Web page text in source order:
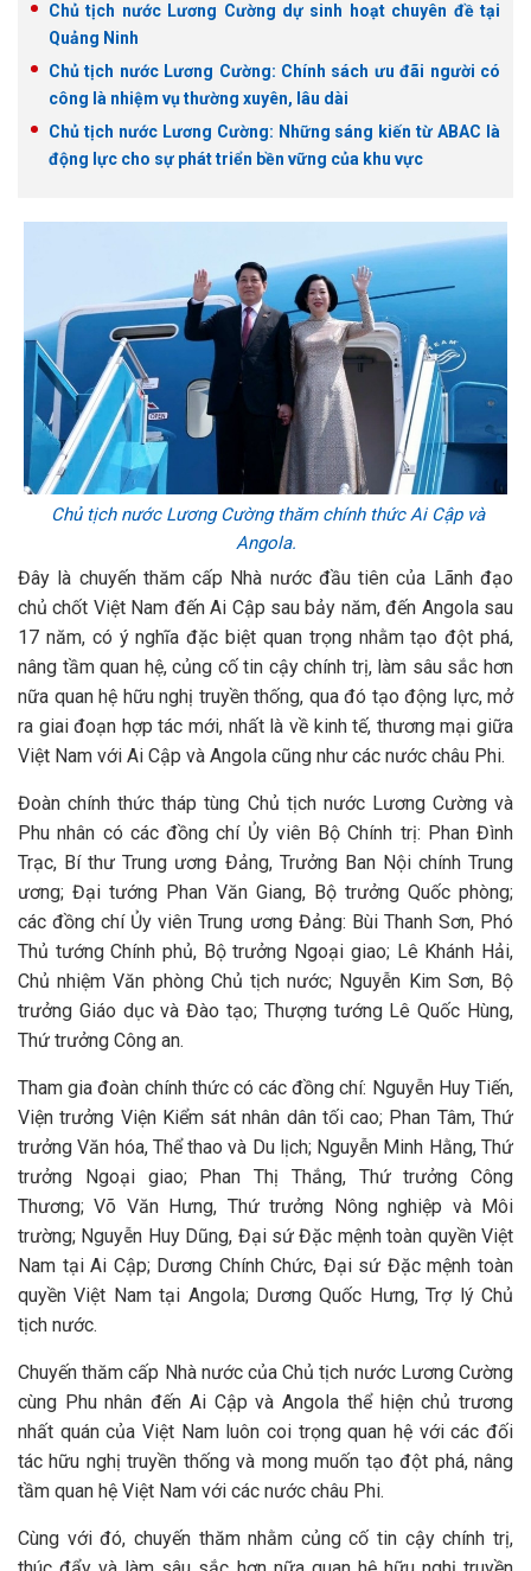
Chủ tịch nước Lương Cường dự sinh hoạt chuyên đề tại
Quảng Ninh
Chủ tịch nước Lương Cường: Chính sách ưu đãi người có
công là nhiệm vụ thường xuyên, lâu dài
Chủ tịch nước Lương Cường: Những sáng kiến từ ABAC là
động lực cho sự phát triển bền vững của khu vực
Chủ tịch nước Lương Cường thăm chính thức Ai Cập và
Angola.
Đây là chuyến thăm cấp Nhà nước đầu tiên của Lãnh đạo
chủ chốt Việt Nam đến Ai Cập sau bảy năm, đến Angola sau
17 năm, có ý nghĩa đặc biệt quan trọng nhằm tạo đột phá,
nâng tầm quan hệ, củng cố tin cậy chính trị, làm sâu sắc hơn
nữa quan hệ hữu nghị truyền thống, qua đó tạo động lực, mở
ra giai đoạn hợp tác mới, nhất là về kinh tế, thương mại giữa
Việt Nam với Ai Cập và Angola cũng như các nước châu Phi.
Đoàn chính thức tháp tùng Chủ tịch nước Lương Cường và
Phu nhân có các đồng chí Ủy viên Bộ Chính trị: Phan Đình
Trạc, Bí thư Trung ương Đảng, Trưởng Ban Nội chính Trung
ương; Đại tướng Phan Văn Giang, Bộ trưởng Quốc phòng;
các đồng chí Ủy viên Trung ương Đảng: Bùi Thanh Sơn, Phó
Thủ tướng Chính phủ, Bộ trưởng Ngoại giao; Lê Khánh Hải,
Chủ nhiệm Văn phòng Chủ tịch nước; Nguyễn Kim Sơn, Bộ
trưởng Giáo dục và Đào tạo; Thượng tướng Lê Quốc Hùng,
Thứ trưởng Công an.
Tham gia đoàn chính thức có các đồng chí: Nguyễn Huy Tiến,
Viện trưởng Viện Kiểm sát nhân dân tối cao; Phan Tâm, Thứ
trưởng Văn hóa, Thể thao và Du lịch; Nguyễn Minh Hằng, Thứ
trưởng Ngoại giao; Phan Thị Thắng, Thứ trưởng Công
Thương; Võ Văn Hưng, Thứ trưởng Nông nghiệp và Môi
trường; Nguyễn Huy Dũng, Đại sứ Đặc mệnh toàn quyền Việt
Nam tại Ai Cập; Dương Chính Chức, Đại sứ Đặc mệnh toàn
quyền Việt Nam tại Angola; Dương Quốc Hưng, Trợ lý Chủ
tịch nước.
Chuyến thăm cấp Nhà nước của Chủ tịch nước Lương Cường
cùng Phu nhân đến Ai Cập và Angola thể hiện chủ trương
nhất quán của Việt Nam luôn coi trọng quan hệ với các đối
tác hữu nghị truyền thống và mong muốn tạo đột phá, nâng
tầm quan hệ Việt Nam với các nước châu Phi.
Cùng với đó, chuyến thăm nhằm củng cố tin cậy chính trị,